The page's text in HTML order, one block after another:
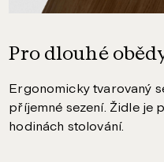
Pro dlouhé
Ergonomicky tvarovaný
příjemné sezení. Židle je
hodinách stolování.